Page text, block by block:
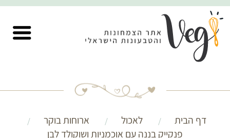
דף הבית לאכול
ארוחות בוקר
פנקייק בננה עם אוכמניות ושוקולד לבן